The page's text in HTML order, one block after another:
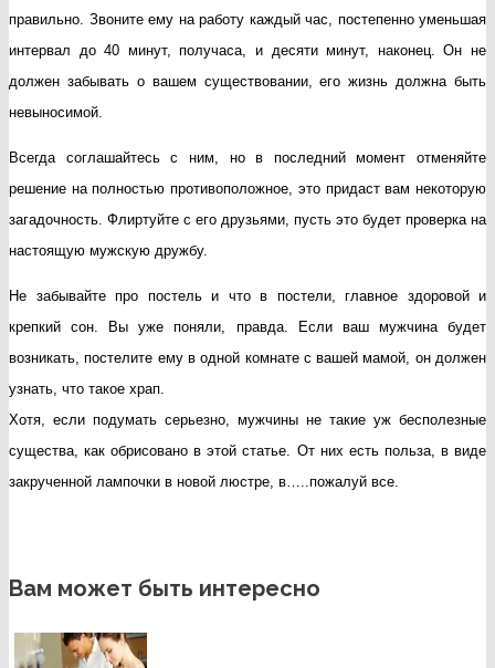
правильно. Звоните ему на работу каждый час, постепенно уменьшая
интервал до 40 минут, получаса, и десяти минут, наконец. Он не
должен забывать о вашем существовании, его жизнь должна быть
невыносимой.
Всегда соглашайтесь с ним, но в последний момент отменяйте
решение на полностью противоположное, это придаст вам некоторую
загадочность. Флиртуйте с его друзьями, пусть это будет проверка на
настоящую мужскую дружбу.
Не забывайте про постель и что в постели, главное здоровой и
крепкий сон. Вы уже поняли, правда. Если ваш мужчина будет
возникать, постелите ему в одной комнате с вашей мамой, он должен
узнать, что такое храп.
Хотя, если подумать серьезно, мужчины не такие уж бесполезные
существа, как обрисовано в этой статье. От них есть польза, в виде
закрученной лампочки в новой люстре, в…..пожалуй все.
Вам может быть интересно